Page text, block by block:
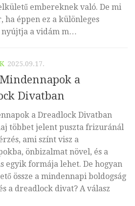
embereknek való. De mi
ha éppen ez a különleges
nyújtja a vidám m…
2025.09.17.
a
Divatban
a Dreadlock Divatban
többet jelent puszta frizuránál
ami színt visz a
önbizalmat növel, és a
egyik formája lehet. De hogyan
össze a mindennapi boldogság
a dreadlock divat? A válasz